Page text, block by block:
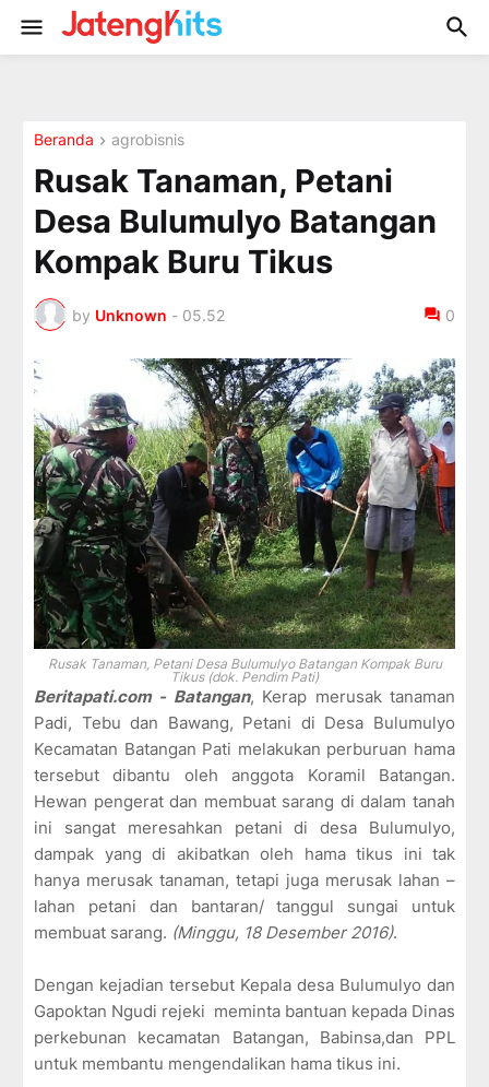
Beranda agrobisnis
Rusak Tanaman, Petani
Desa Bulumulyo Batangan
Kompak Buru Tikus
by Unknown - 05.52 0
Rusak Tanaman, Petani Desa Bulumulyo Batangan Kompak Buru
Tikus (dok. Pendim Pati)
Beritapati.com - Batangan, Kerap merusak tanaman
Padi, Tebu dan Bawang, Petani di Desa Bulumulyo
Kecamatan Batangan Pati melakukan perburuan hama
tersebut dibantu oleh anggota Koramil Batangan.
Hewan pengerat dan membuat sarang di dalam tanah
ini sangat meresahkan petani di desa Bulumulyo,
dampak yang di akibatkan oleh hama tikus ini tak
hanya merusak tanaman, tetapi juga merusak lahan –
lahan petani dan bantaran/ tanggul sungai untuk
membuat sarang. (Minggu, 18 Desember 2016).
Dengan kejadian tersebut Kepala desa Bulumulyo dan
Gapoktan Ngudi rejeki meminta bantuan kepada Dinas
perkebunan kecamatan Batangan, Babinsa,dan PPL
untuk membantu mengendalikan hama tikus ini.